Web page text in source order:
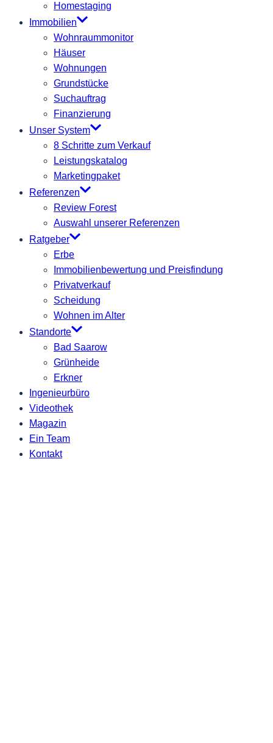
Homestaging
Immobilien
Wohnraummonitor
Häuser
Wohnungen
Grundstücke
Suchauftrag
Finanzierung
Unser System
8 Schritte zum Verkauf
Leistungskatalog
Marketingpaket
Referenzen
Review Forest
Auswahl unserer Referenzen
Ratgeber
Erbe
Immobilienbewertung und Preisfindung
Privatverkauf
Scheidung
Wohnen im Alter
Standorte
Bad Saarow
Grünheide
Erkner
Ingenieurbüro
Videothek
Magazin
Ein Team
Kontakt